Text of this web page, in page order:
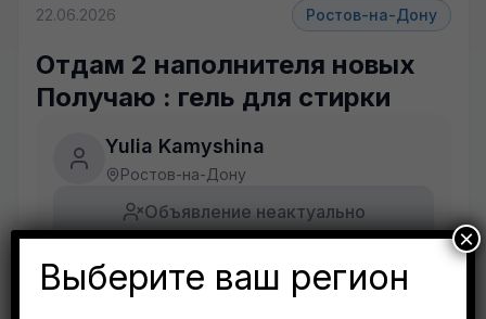
22.06.2026 Ростов-на-Дону
Отдам 2 наполнителя новых
Получаю : гель для стирки
Yulia Kamyshina
Ростов-на-Дону
Объявление неактуально
Выберите ваш регион
×